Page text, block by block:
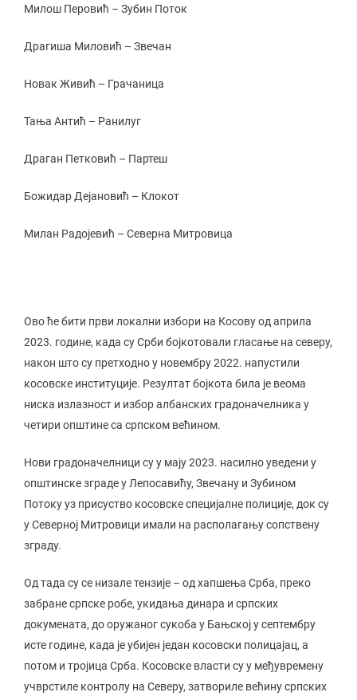
Милош Перовић – Зубин Поток
Драгиша Миловић – Звечан
Новак Живић – Грачаница
Тања Антић – Ранилуг
Драган Петковић – Партеш
Божидар Дејановић – Клокот
Милан Радојевић – Северна Митровица
Ово ће бити први локални избори на Косову од априла
2023. године, када су Срби бојкотовали гласање на северу,
након што су претходно у новембру 2022. напустили
косовске институције. Резултат бојкота била је веома
ниска излазност и избор албанских градоначелника у
четири општине са српском већином.
Нови градоначелници су у мају 2023. насилно уведени у
општинске зграде у Лепосавићу, Звечану и Зубином
Потоку уз присуство косовске специјалне полиције, док су
у Северној Митровици имали на располагању сопствену
зграду.
Од тада су се низале тензије – од хапшења Срба, преко
забране српске робе, укидања динара и српских
докумената, до оружаног сукоба у Бањској у септембру
исте године, када је убијен један косовски полицајац, а
потом и тројица Срба. Косовске власти су у међувремену
учврстиле контролу на Северу, затвориле већину српских